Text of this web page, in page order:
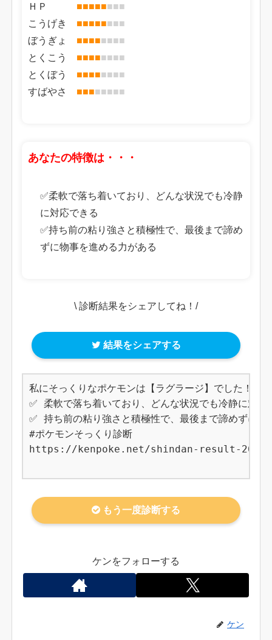
ＨＰ ■■■■■■■■
こうげき ■■■■■■■■
ぼうぎょ ■■■■■■■■
とくこう ■■■■■■■■
とくぼう ■■■■■■■■
すばやさ ■■■■■■■■
あなたの特徴は・・・
✅柔軟で落ち着いており、どんな状況でも冷静
に対応できる
✅持ち前の粘り強さと積極性で、最後まで諦め
ずに物事を進める力がある
\ 診断結果をシェアしてね！/
結果をシェアする
私にそっくりなポケモンは【ラグラージ】でした！
✅ 柔軟で落ち着いており、どんな状況でも冷静に対応
✅ 持ち前の粘り強さと積極性で、最後まで諦めずに物
#ポケモンそっくり診断
https://kenpoke.net/shindan-result-260
もう一度診断する
ケンをフォローする
ケン